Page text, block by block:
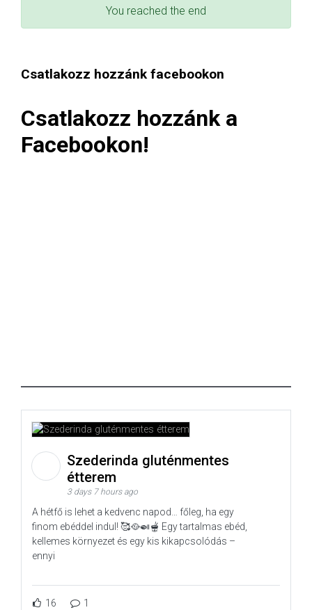
You reached the end
Csatlakozz hozzánk facebookon
Csatlakozz hozzánk a
Facebookon!
Szederinda gluténmentes
étterem
3 days 7 hours ago
A hétfő is lehet a kedvenc napod… főleg, ha egy
finom ebéddel indul! 🥰🥘🍛🫕 Egy tartalmas ebéd,
kellemes környezet és egy kis kikapcsolódás –
ennyi
16 1